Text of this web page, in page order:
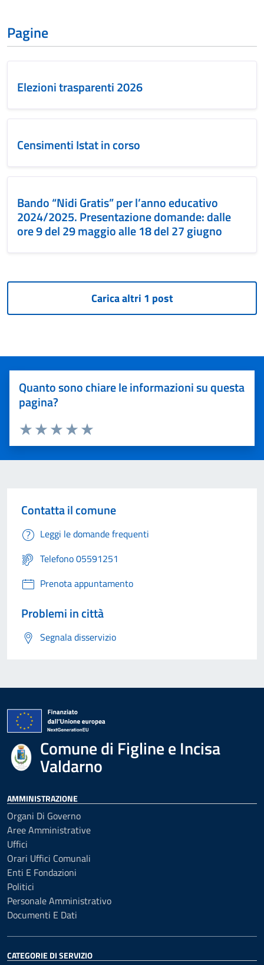
Pagine
Elezioni trasparenti 2026
Censimenti Istat in corso
Bando “Nidi Gratis” per l’anno educativo
2024/2025. Presentazione domande: dalle
ore 9 del 29 maggio alle 18 del 27 giugno
Quanto sono chiare le informazioni su questa
pagina?
Valuta 5 stelle su 5
Valuta 4 stelle su 5
Valuta 3 stelle su 5
Valuta 2 stelle su 5
Valuta 1 stelle su 5
Contatta il comune
Leggi le domande frequenti
Telefono 05591251
Prenota appuntamento
Problemi in città
Segnala disservizio
Comune di Figline e Incisa
Valdarno
AMMINISTRAZIONE
Organi Di Governo
Aree Amministrative
Uffici
Orari Uffici Comunali
Enti E Fondazioni
Politici
Personale Amministrativo
Documenti E Dati
CATEGORIE DI SERVIZIO